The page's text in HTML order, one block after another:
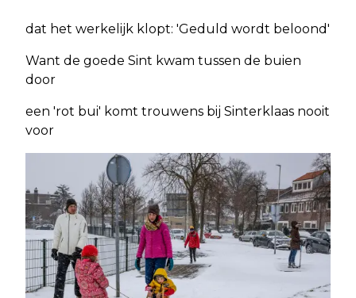
dat het werkelijk klopt: 'Geduld wordt beloond'
Want de goede Sint kwam tussen de buien
door
een 'rot bui' komt trouwens bij Sinterklaas nooit
voor